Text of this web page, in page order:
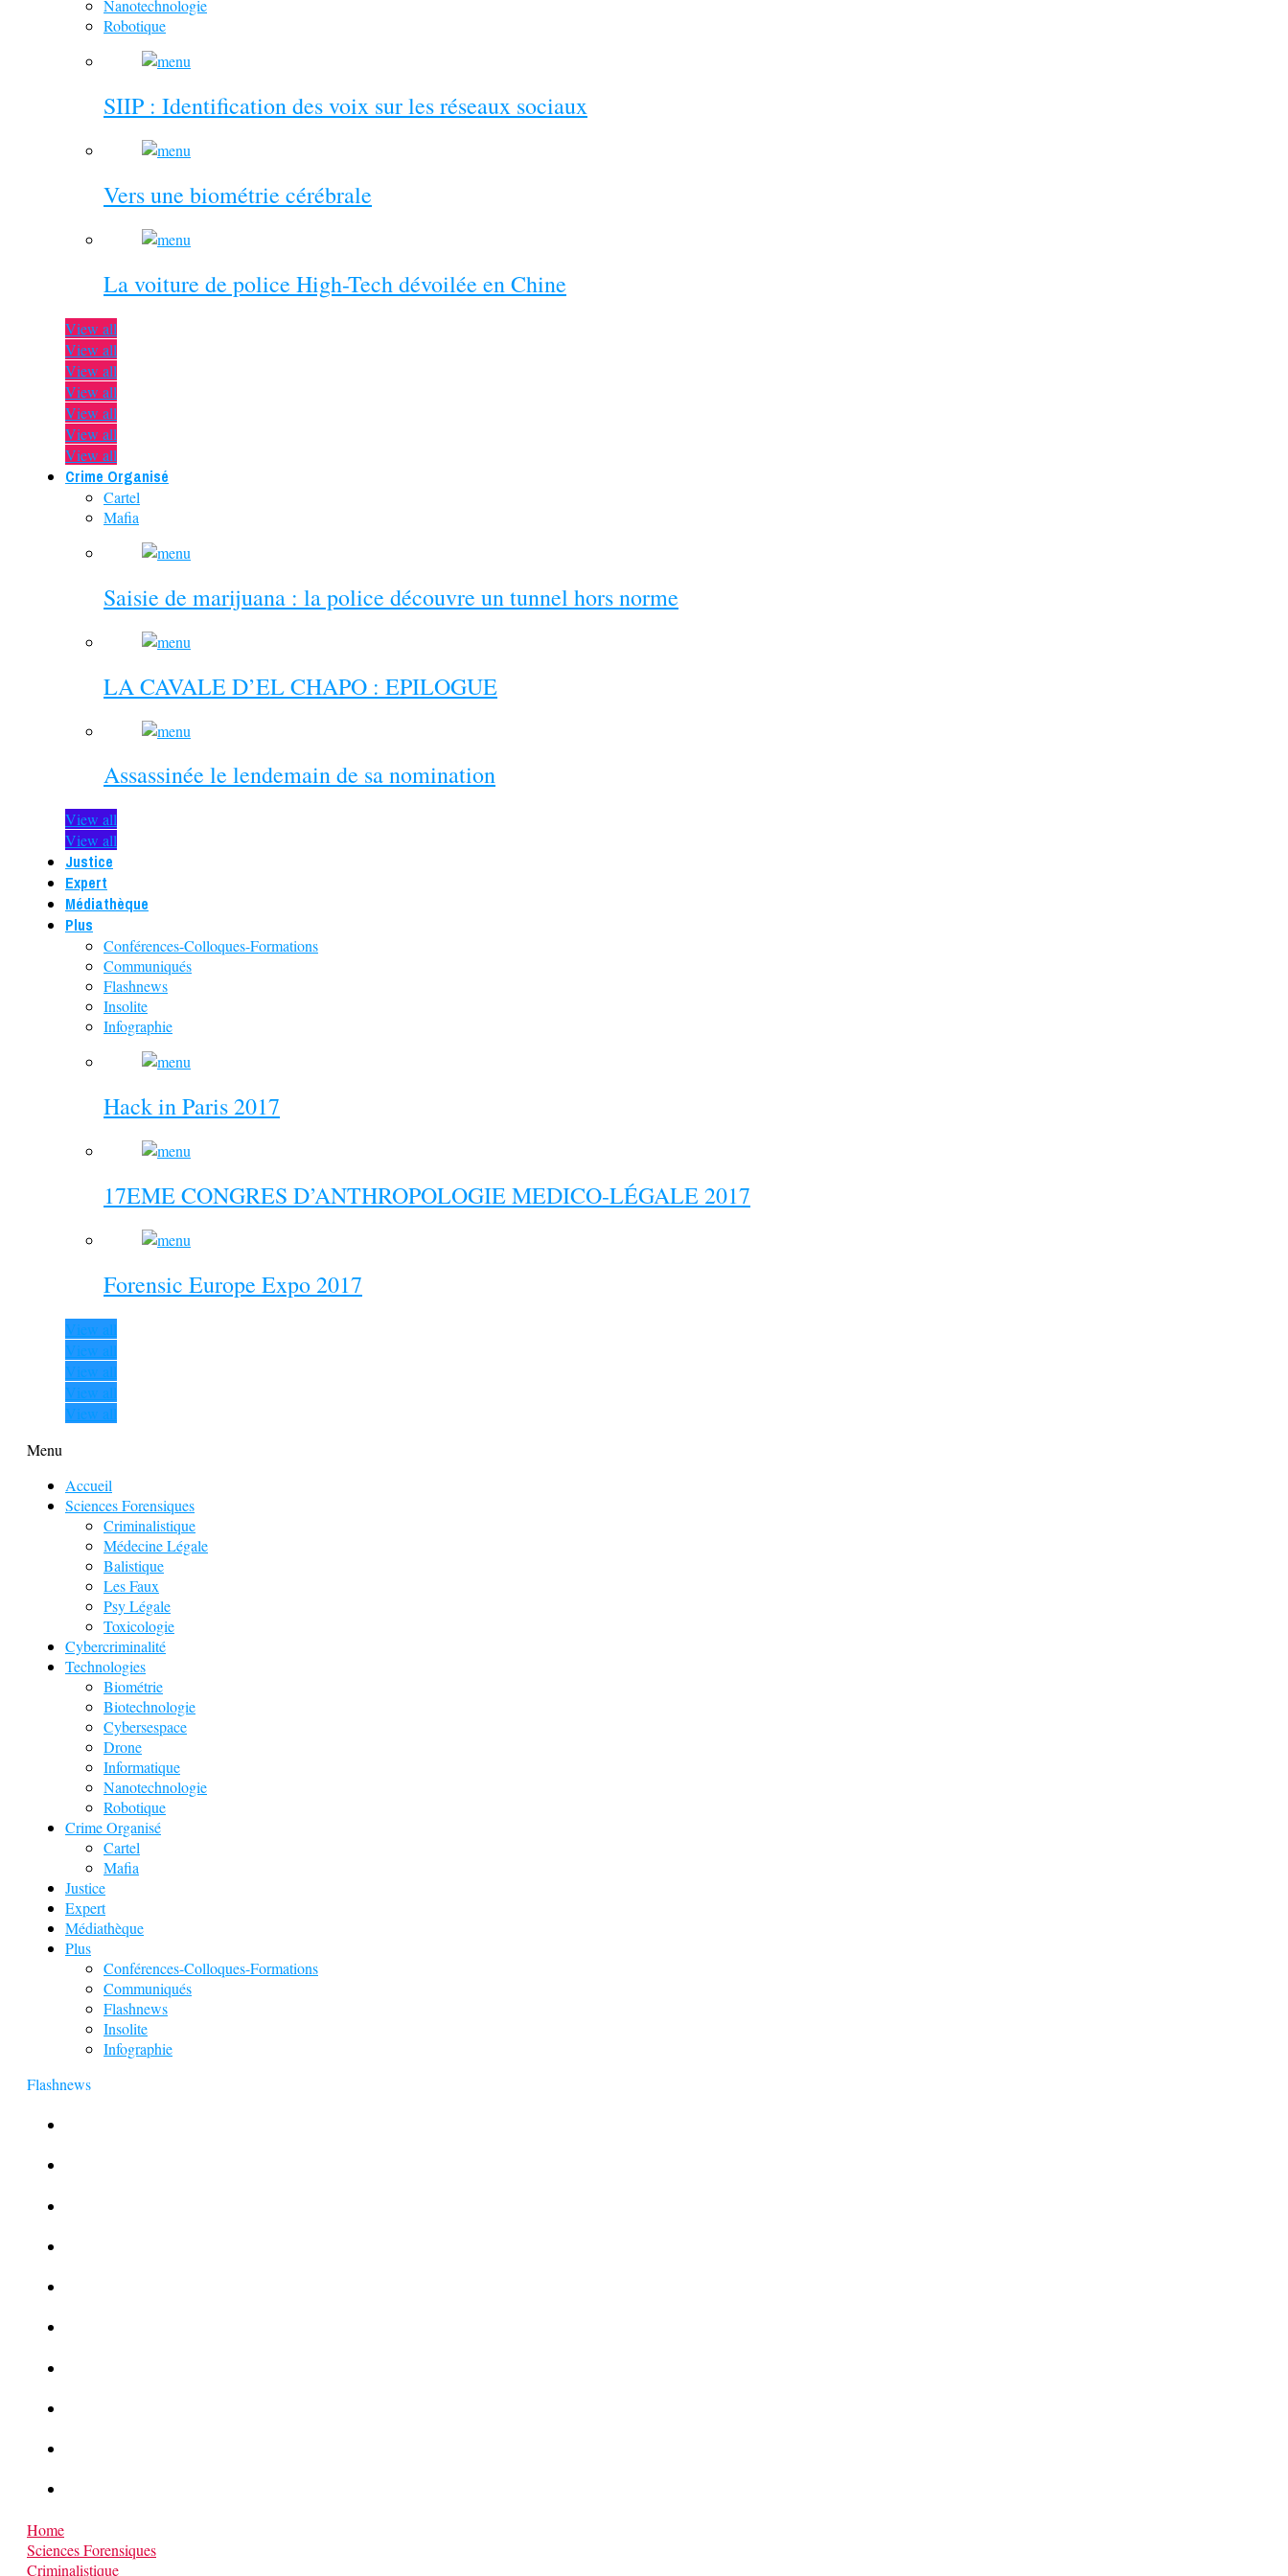
Nanotechnologie
Robotique
SIIP : Identification des voix sur les réseaux sociaux
Vers une biométrie cérébrale
La voiture de police High-Tech dévoilée en Chine
View all
View all
View all
View all
View all
View all
View all
Crime Organisé
Cartel
Mafia
Saisie de marijuana : la police découvre un tunnel hors norme
LA CAVALE D’EL CHAPO : EPILOGUE
Assassinée le lendemain de sa nomination
View all
View all
Justice
Expert
Médiathèque
Plus
Conférences-Colloques-Formations
Communiqués
Flashnews
Insolite
Infographie
Hack in Paris 2017
17EME CONGRES D’ANTHROPOLOGIE MEDICO-LÉGALE 2017
Forensic Europe Expo 2017
View all
View all
View all
View all
View all
Menu
Accueil
Sciences Forensiques
Criminalistique
Médecine Légale
Balistique
Les Faux
Psy Légale
Toxicologie
Cybercriminalité
Technologies
Biométrie
Biotechnologie
Cybersespace
Drone
Informatique
Nanotechnologie
Robotique
Crime Organisé
Cartel
Mafia
Justice
Expert
Médiathèque
Plus
Conférences-Colloques-Formations
Communiqués
Flashnews
Insolite
Infographie
Flashnews
Home
Sciences Forensiques
Criminalistique